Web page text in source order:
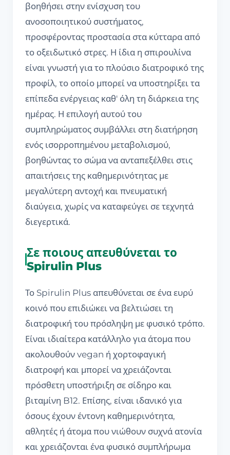
βοηθήσει στην ενίσχυση του
ανοσοποιητικού συστήματος,
προσφέροντας προστασία στα κύτταρα από
το οξειδωτικό στρες. Η ίδια η σπιρουλίνα
είναι γνωστή για το πλούσιο διατροφικό της
προφίλ, το οποίο μπορεί να υποστηρίξει τα
επίπεδα ενέργειας καθ' όλη τη διάρκεια της
ημέρας. Η επιλογή αυτού του
συμπληρώματος συμβάλλει στη διατήρηση
ενός ισορροπημένου μεταβολισμού,
βοηθώντας το σώμα να ανταπεξέλθει στις
απαιτήσεις της καθημερινότητας με
μεγαλύτερη αντοχή και πνευματική
διαύγεια, χωρίς να καταφεύγει σε τεχνητά
διεγερτικά.
Σε ποιους απευθύνεται το
Spirulin Plus
Το Spirulin Plus απευθύνεται σε ένα ευρύ
κοινό που επιδιώκει να βελτιώσει τη
διατροφική του πρόσληψη με φυσικό τρόπο.
Είναι ιδιαίτερα κατάλληλο για άτομα που
ακολουθούν vegan ή χορτοφαγική
διατροφή και μπορεί να χρειάζονται
πρόσθετη υποστήριξη σε σίδηρο και
βιταμίνη B12. Επίσης, είναι ιδανικό για
όσους έχουν έντονη καθημερινότητα,
αθλητές ή άτομα που νιώθουν συχνά ατονία
και χρειάζονται ένα φυσικό συμπλήρωμα